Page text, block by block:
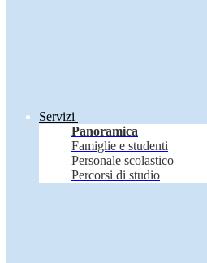
Servizi
Panoramica
Famiglie e studenti
Personale scolastico
Percorsi di studio